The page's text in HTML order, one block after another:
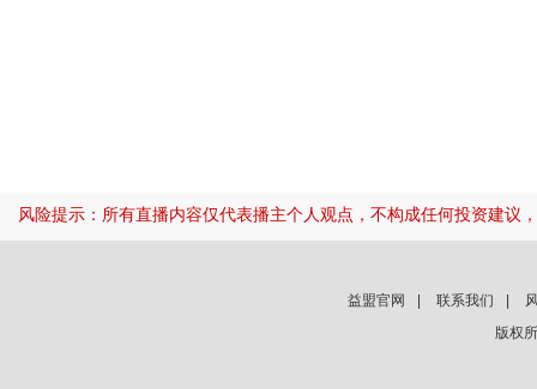
风险提示：所有直播内容仅代表播主个人观点，不构成任何投资建议
益盟官网 联系我们
版权